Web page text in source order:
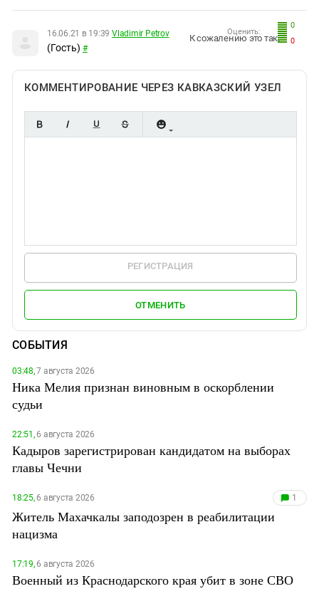
0
0
Оценить:
16.06.21 в 19:39 Vladimir Petrov
(Гость) #
К сожалению это так.
КОММЕНТИРОВАНИЕ ЧЕРЕЗ КАВКАЗСКИЙ УЗЕЛ
РЕГИСТРАЦИЯ
ОТМЕНИТЬ
СОБЫТИЯ
03:48,7 августа 2026
Ника Мелия признан виновным в оскорблении
судьи
22:51,6 августа 2026
Кадыров зарегистрирован кандидатом на выборах
главы Чечни
18:25,6 августа 2026 1
Житель Махачкалы заподозрен в реабилитации
нацизма
17:19,6 августа 2026
Военный из Краснодарского края убит в зоне СВО